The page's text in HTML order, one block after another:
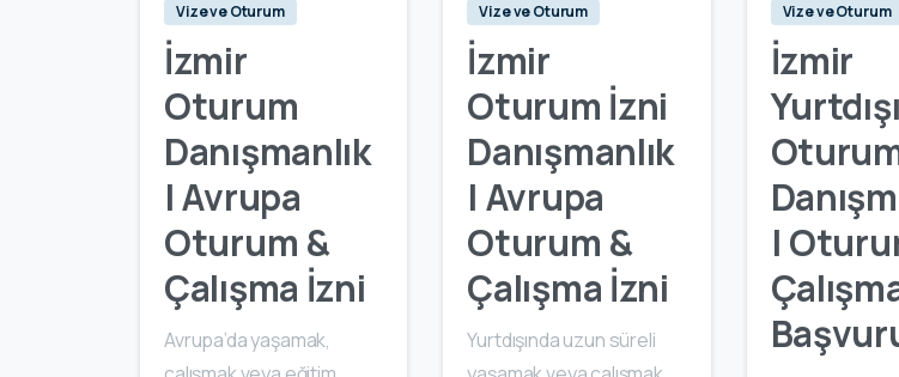
Vize ve Oturum
İzmir
Oturum
Danışmanlık
| Avrupa
Oturum &
Çalışma İzni
Avrupa’da yaşamak,
Vize ve Oturum
İzmir
Oturum İzni
Danışmanlık
| Avrupa
Oturum &
Çalışma İzni
Yurtdışında uzun süreli
Vize ve Oturum
İzmir
Yurtdışı
|